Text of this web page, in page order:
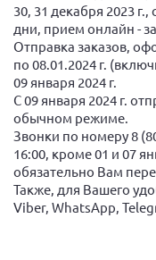
30, 31 декабря 2023
дни, прием онлайн -
Отправка заказов,
по 08.01.2024 г.
09 января 2024 г.
С 09 января 2024 г.
обычном режиме.
Звонки по номеру 8
16:00, кроме 01 и 07
обязательно Вам
Также, для Вашего
Viber, WhatsApp,